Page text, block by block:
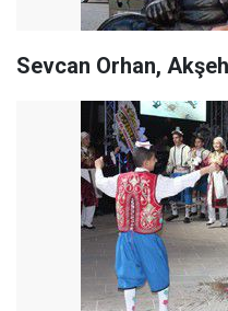
Sevcan Orhan,